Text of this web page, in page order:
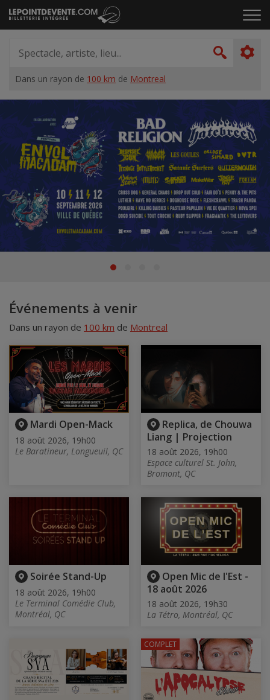
Passer
au
le
artiste,
lieu...
Dans un rayon de 100 km de Montreal
Événements à venir
Dans un rayon de 100 km de Montreal
Mardi Open-Mack
18 août 2026, 19h00
Le Baratineur, Longueuil, QC
Replica, de Chouwa
Liang | Projection
18 août 2026, 19h00
Espace culturel St. John,
Bromont, QC
Soirée Stand-Up
18 août 2026, 19h00
Le Terminal Comédie Club,
Montréal, QC
Open Mic de l'Est -
18 août 2026
18 août 2026, 19h30
La Tétro, Montréal, QC
COMPLET